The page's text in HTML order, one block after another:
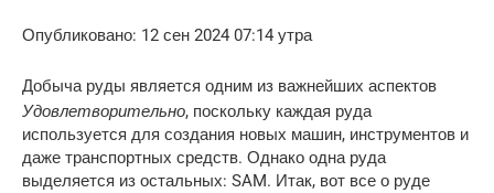
Опубликовано: 12 сен 2024 07:14 утра
Добыча руды является одним из важнейших аспектов
Удовлетворительно, поскольку каждая руда
используется для создания новых машин, инструментов и
даже транспортных средств. Однако одна руда
выделяется из остальных: SAM. Итак, вот все о руде